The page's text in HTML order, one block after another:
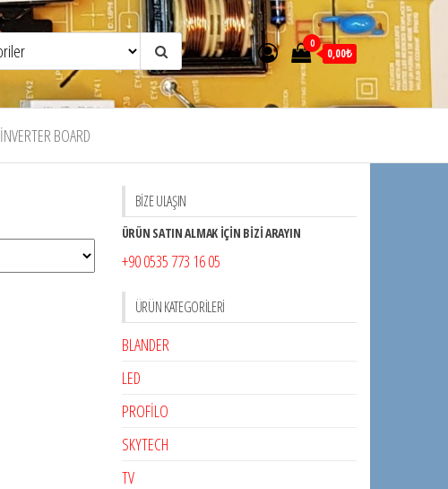
0
0,00₺
İNVERTER BOARD
BİZE ULAŞIN
ÜRÜN SATIN ALMAK İÇİN BİZİ ARAYIN
+90 0535 773 16 05
ÜRÜN KATEGORILERI
BLANDER
LED
PROFİLO
SKYTECH
TV